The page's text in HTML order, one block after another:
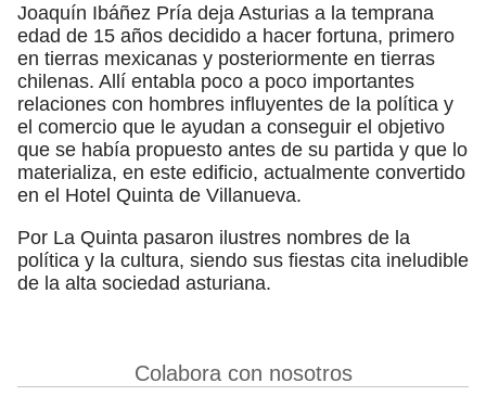
Joaquín Ibáñez Pría deja Asturias a la temprana
edad de 15 años decidido a hacer fortuna, primero
en tierras mexicanas y posteriormente en tierras
chilenas. Allí entabla poco a poco importantes
relaciones con hombres influyentes de la política y
el comercio que le ayudan a conseguir el objetivo
que se había propuesto antes de su partida y que lo
materializa, en este edificio, actualmente convertido
en el Hotel Quinta de Villanueva.
Por La Quinta pasaron ilustres nombres de la
política y la cultura, siendo sus fiestas cita ineludible
de la alta sociedad asturiana.
Colabora con nosotros